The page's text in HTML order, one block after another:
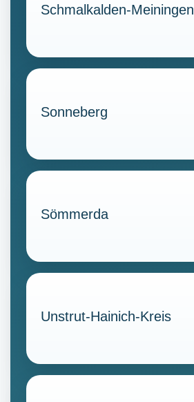
Schmalkalden-Meiningen
Sonneberg
Sömmerda
Unstrut-Hainich-Kreis